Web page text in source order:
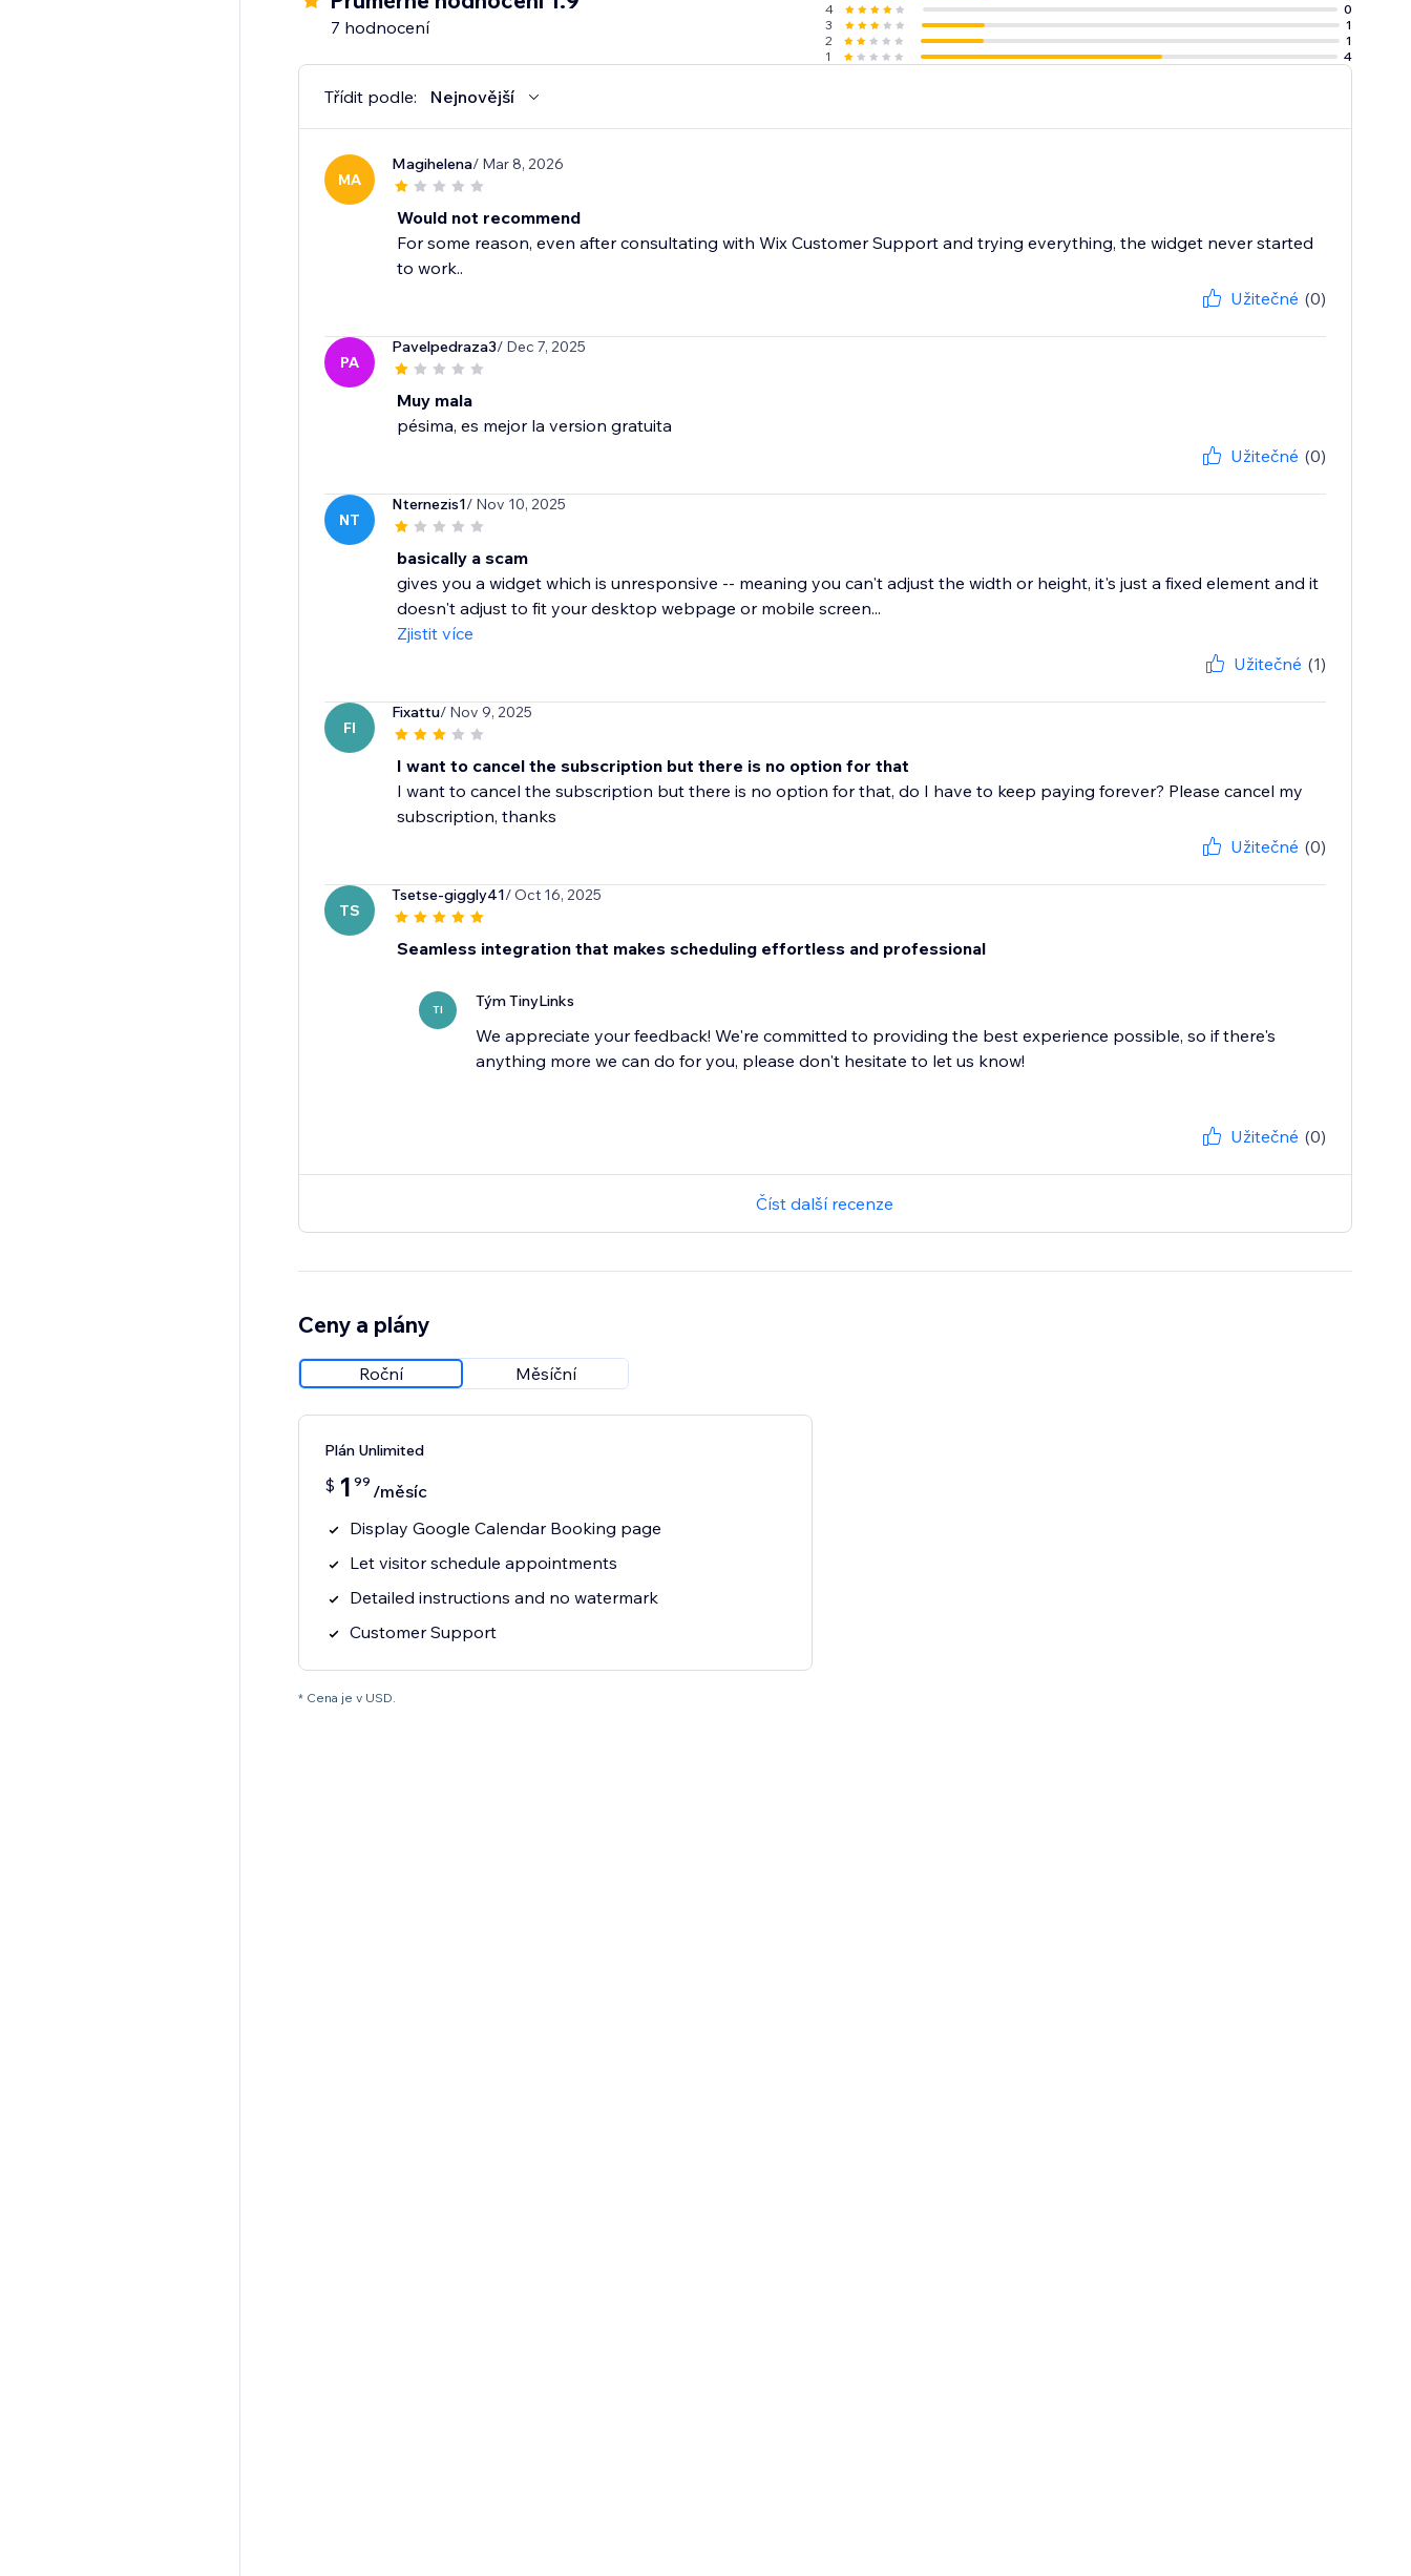
7 hodnocení
4
0
3
1
2
1
1
4
Třídit podle: Nejnovější
MA
Magihelena/ Mar 8, 2026
Would not recommend
For some reason, even after consultating with Wix Customer Support and trying everything, the widget never started
to work..
Užitečné (0)
PA
Pavelpedraza3/ Dec 7, 2025
Muy mala
pésima, es mejor la version gratuita
Užitečné (0)
NT
Nternezis1/ Nov 10, 2025
basically a scam
gives you a widget which is unresponsive -- meaning you can't adjust the width or height, it's just a fixed element and it
doesn't adjust to fit your desktop webpage or mobile screen...
Zjistit více
Užitečné (1)
FI
Fixattu/ Nov 9, 2025
I want to cancel the subscription but there is no option for that
I want to cancel the subscription but there is no option for that, do I have to keep paying forever? Please cancel my
subscription, thanks
Užitečné (0)
TS
Tsetse-giggly41/ Oct 16, 2025
Seamless integration that makes scheduling effortless and professional
TI Tým TinyLinks
We appreciate your feedback! We're committed to providing the best experience possible, so if there's
anything more we can do for you, please don't hesitate to let us know!
Užitečné (0)
Číst další recenze
Ceny a plány
Roční Měsíční
Plán Unlimited
$ 1 99 /měsíc
Display Google Calendar Booking page
Let visitor schedule appointments
Detailed instructions and no watermark
Customer Support
* Cena je v USD.